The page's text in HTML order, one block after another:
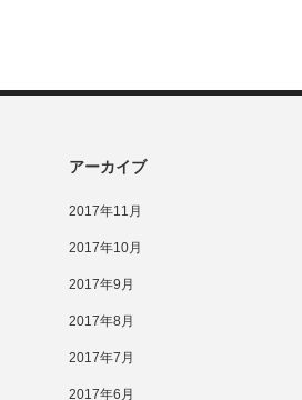
アーカイブ
2017年11月
2017年10月
2017年9月
2017年8月
2017年7月
2017年6月